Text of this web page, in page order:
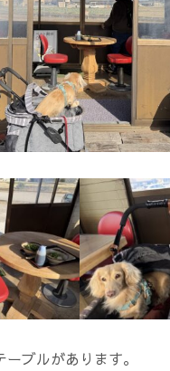
ブルがあります。